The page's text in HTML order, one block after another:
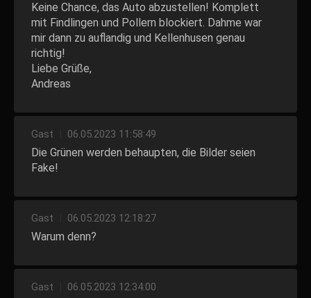
Keine Chance, das Auto abzustellen! Komplett
mit Findlingen und Pollern blockiert. Dahme war
mir dann zu auflandig und Kellenhusen genau
richtig!
Liebe Grüße,
Andreas
Gast 06.05.2023 11:58:49
Die Grünen werden behaupten, die Bilder seien
Fake!
Gast 06.05.2023 12:18:27
Warum denn?
Gast 06.05.2023 12:34:00